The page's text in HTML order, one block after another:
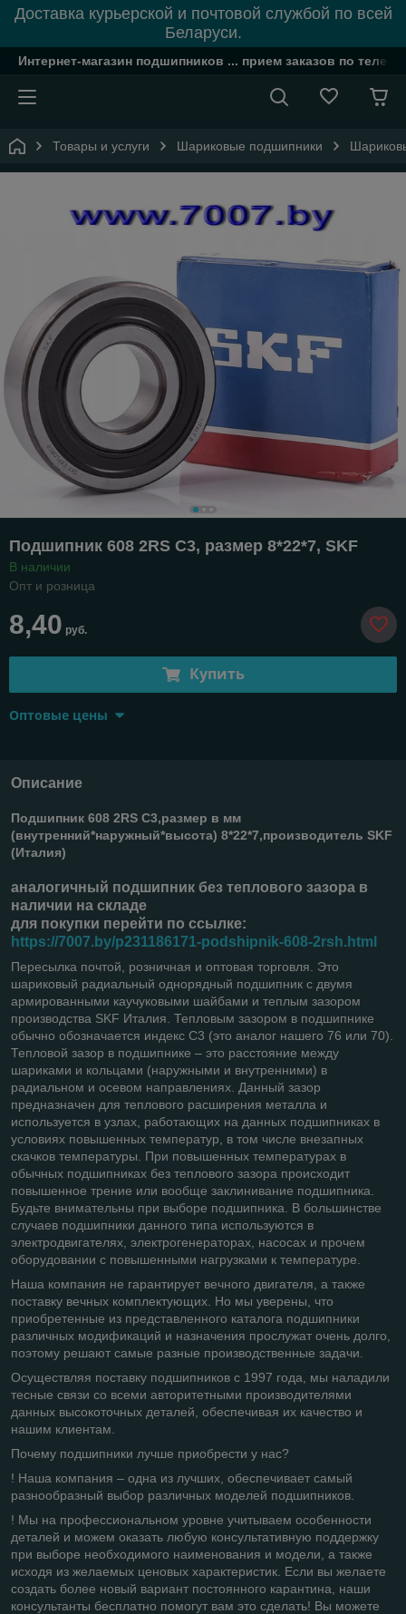
Доставка курьерской и почтовой службой по всей
Беларуси.
Интернет-магазин подшипников ... прием заказов по
Товары и услуги Шариковые подшипники
Подшипник 608 2RS C3, размер 8*22*7, SKF
В наличии
Опт и розница
8,40 руб.
Купить
Оптовые цены
Описание
Подшипник 608 2RS C3,размер в мм
(внутренний*наружный*высота) 8*22*7,производитель SKF
(Италия)
аналогичный подшипник без теплового зазора в
наличии на складе
для покупки перейти по ссылке:
https://7007.by/p231186171-podshipnik-608-2rsh.html
Пересылка почтой, розничная и оптовая торговля. Это
шариковый радиальный однорядный подшипник с двумя
армированными каучуковыми шайбами ​​и теплым зазором
производства SKF Италия. Тепловым зазором в подшипнике
обычно обозначается индекс С3 (это аналог нашего 76 или 70).
Тепловой зазор в подшипнике – это расстояние между
шариками и кольцами (наружными и внутренними) в
радиальном и осевом направлениях. Данный зазор
предназначен для теплового расширения металла и
используется в узлах, работающих на данных подшипниках в
условиях повышенных температур, в том числе внезапных
скачков температуры. При повышенных температурах в
обычных подшипниках без теплового зазора происходит
повышенное трение или вообще заклинивание подшипника.
Будьте внимательны при выборе подшипника. В большинстве
случаев подшипники данного типа используются в
электродвигателях, электрогенераторах, насосах и прочем
оборудовании с повышенными нагрузками к температуре.
Наша компания не гарантирует вечного двигателя, а также
поставку вечных комплектующих. Но мы уверены, что
приобретенные из представленного каталога подшипники
различных модификаций и назначения прослужат очень долго,
поэтому решают самые разные производственные задачи.
Осуществляя поставку подшипников с 1997 года, мы наладили
тесные связи со всеми авторитетными производителями
данных высокоточных деталей, обеспечивая их качество и
нашим клиентам.
Почему подшипники лучше приобрести у нас?
! Наша компания – одна из лучших, обеспечивает самый
разнообразный выбор различных моделей подшипников.
! Мы на профессиональном уровне учитываем особенности
деталей и можем оказать любую консультативную поддержку
при выборе необходимого наименования и модели, а также
исходя из желаемых ценовых характеристик. Если вы желаете
создать более новый вариант постоянного карантина, наши
консультанты бесплатно помогут вам это сделать! Вы можете